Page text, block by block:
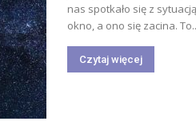
nas spotkało się z
okno, a ono się zacina.
Czytaj więcej